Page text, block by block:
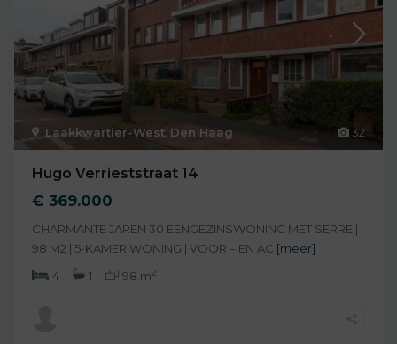
32
Laakkwartier-West Den Haag
Hugo Verrieststraat 14
€ 369.000
CHARMANTE JAREN 30 EENGEZINSWONING MET SERRE |
98 M2 | 5-KAMER WONING | VOOR – EN AC [meer]
4
1 98 m2